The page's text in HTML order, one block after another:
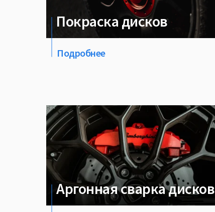
Покраска дисков
Подробнее
Аргонная сварка дисков